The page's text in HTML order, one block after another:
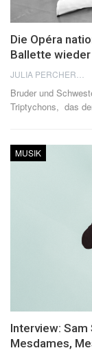
Die Opéra
Ballette
Bruder und
Triptychons, das
MUSIK
Interview: Sam
Mesdames,